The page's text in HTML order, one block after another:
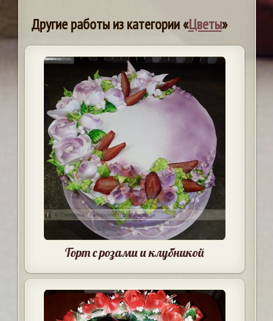
Другие работы из категории «Цветы»
Торт с розами и клубникой